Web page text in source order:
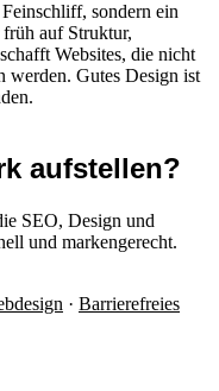
sondern ein
früh auf Struktur,
Websites, die nicht
werden. Gutes Design ist
aufstellen?
SEO, Design und
und markengerecht.
· Barrierefreies